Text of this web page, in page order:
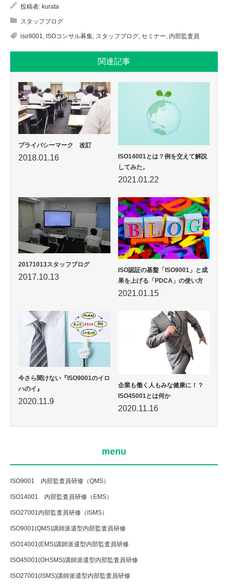
投稿者: kurata
スタッフブログ
iso9001, ISOコンサル募集, スタッフブログ, セミナー, 内部監査員
関連記事
プライバシーマーク 改訂
2018.01.16
ISO14001とは？例を交えて解説
してみた。
2021.01.22
20171013スタッフブログ
2017.10.13
ISO認証の基盤「ISO9001」と成
果を上げる「PDCA」の使い方
2021.01.15
今さら聞けない『ISO9001のイロ
ハのイ』
2020.11.9
企業も働く人もみな健康に！？
ISO45001とは何か
2020.11.16
menu
ISO9001 内部監査員研修（QMS）
ISO14001 内部監査員研修（EMS）
ISO27001内部監査員研修（ISMS）
ISO9001(QMS)講師派遣型内部監査員研修
ISO14001(EMS)講師派遣型内部監査員研修
ISO45001(OHSMS)講師派遣型内部監査員研修
ISO27001(ISMS)講師派遣型内部監査員研修